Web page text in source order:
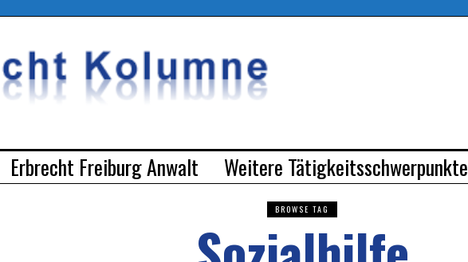
Erbrecht Freiburg Anwalt Weitere Tätigkeitsschwerpunkte
BROWSE TAG